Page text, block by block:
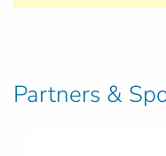
Partners &